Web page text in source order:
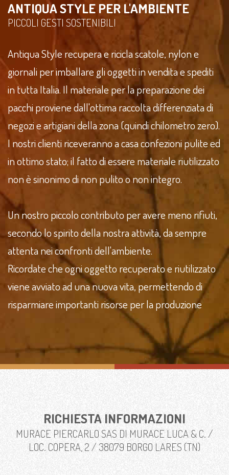
ANTIQUA STYLE PER L'AMBIENTE
PICCOLI GESTI SOSTENIBILI
Antiqua Style recupera e ricicla scatole, nylon e
giornali per imballare gli oggetti in vendita e spediti
in tutta Italia. Il materiale per la preparazione dei
pacchi proviene dall'ottima raccolta differenziata di
negozi e artigiani della zona (quindi chilometro zero).
I nostri clienti riceveranno a casa confezioni pulite ed
in ottimo stato; il fatto di essere materiale riutilizzato
non è sinonimo di non pulito o non integro.
Un nostro piccolo contributo per avere meno rifiuti,
secondo lo spirito della nostra attività, da sempre
attenta nei confronti dell'ambiente.
Ricordate che ogni oggetto recuperato e riutilizzato
viene avviato ad una nuova vita, permettendo di
risparmiare importanti risorse per la produzione
RICHIESTA INFORMAZIONI
MURACE PIERCARLO SAS DI MURACE LUCA & C. /
LOC. COPERA, 2 / 38079 BORGO LARES (TN)